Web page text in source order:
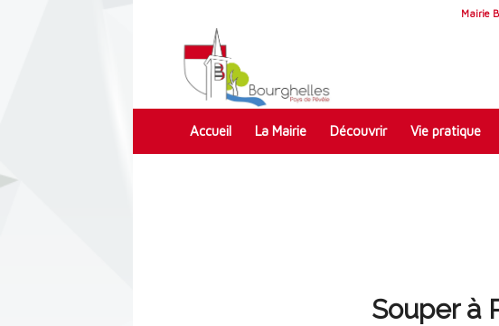
Mairie
Accueil La Mairie Découvrir Vie pratique
Souper à